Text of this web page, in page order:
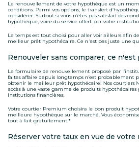
Le renouvellement de votre hypothèque est un
conditions. Parmi vos options, le transfert
considérer. Surtout si vous n’êtes pas satisfait des
hypothèque, voire du service offert par votre
Le temps est tout choisi pour aller voir ailleurs afin
meilleur prêt hypothécaire. Ce n'est pas juste une
Renouveler sans comparer, ce n'est
Le formulaire de renouvellement proposé par
faites affaire depuis longtemps n’est probablement
obtenir le meilleur prêt hypothécaire! Nos courtiers
accès à une vaste gamme de produits
institutions financières.
Votre courtier Premium choisira le bon produit
meilleure hypothèque sur le marché. Vous
tout à fait gratuitement.*
Réserver votre taux en vue de